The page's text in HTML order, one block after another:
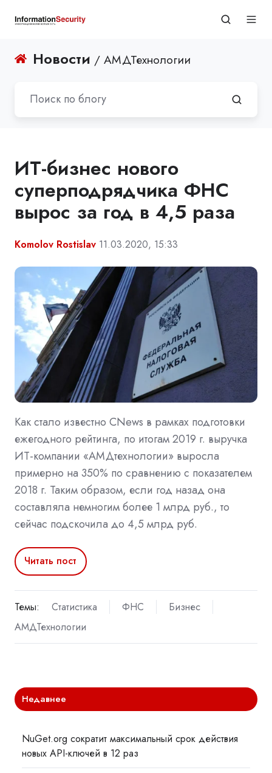
Новости / АМДТехнологии
ИТ-бизнес нового
суперподрядчика ФНС
вырос за год в 4,5 раза
Komolov Rostislav 11.03.2020, 15:33
Как стало известно CNews в рамках подготовки
ежегодного рейтинга, по итогам 2019 г. выручка
ИТ-компании «АМДтехнологии» выросла
примерно на 350% по сравнению с показателем
2018 г. Таким образом, если год назад она
составляла немногим более 1 млрд руб., то
сейчас подскочила до 4,5 млрд руб.
Читать пост
Темы: Статистика ФНС
Бизнес
АМДТехнологии
Недавнее
NuGet.org сократит максимальный срок действия
новых API-ключей в 12 раз